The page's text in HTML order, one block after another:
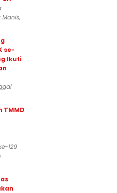
se-
Ikuti
TMMD
129